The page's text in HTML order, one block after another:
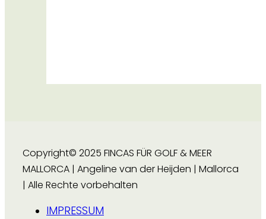
Copyright© 2025 FINCAS FÜR GOLF & MEER
MALLORCA | Angeline van der Heijden | Mallorca
| Alle Rechte vorbehalten
IMPRESSUM